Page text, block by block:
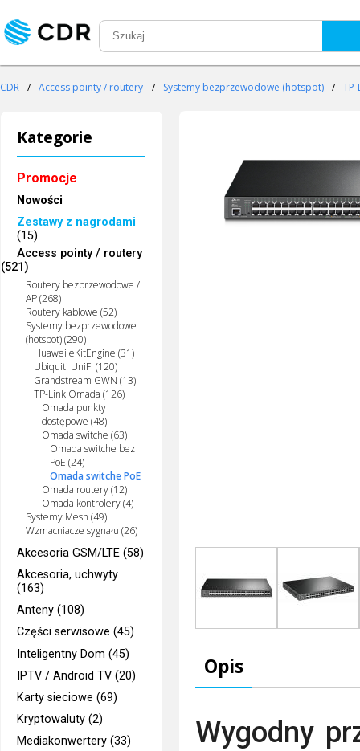
CDR / Access pointy / routery / Systemy bezprzewodowe (hotspot) /
Kategorie
Promocje
Nowości
Zestawy z nagrodami
(15)
Access pointy / routery
(521)
Routery bezprzewodowe /
AP (268)
Routery kablowe (52)
Systemy bezprzewodowe
(hotspot) (290)
Huawei eKitEngine (31)
Ubiquiti UniFi (120)
Grandstream GWN (13)
TP-Link Omada (126)
Omada punkty
dostępowe (48)
Omada switche (63)
Omada switche bez
PoE (24)
Omada switche PoE
Omada routery (12)
Omada kontrolery (4)
Systemy Mesh (49)
Wzmacniacze sygnału (26)
Akcesoria GSM/LTE (58)
Akcesoria, uchwyty
(163)
Anteny (108)
Części serwisowe (45)
Inteligentny Dom (45)
IPTV / Android TV (20)
Karty sieciowe (69)
Kryptowaluty (2)
Mediakonwertery (33)
Opis
Wygodny